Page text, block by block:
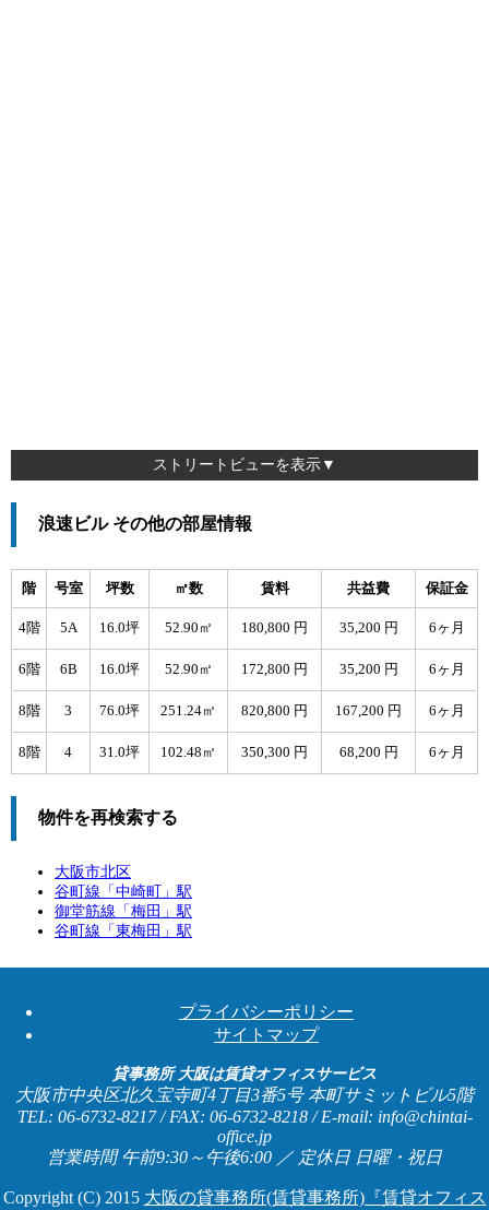
ストリートビューを表示▼
浪速ビル その他の部屋情報
階 号室 坪数 ㎡数 賃料 共益費 保証金
4階 5A 16.0坪 52.90㎡ 180,800 円 35,200 円 6ヶ月
6階 6B 16.0坪 52.90㎡ 172,800 円 35,200 円 6ヶ月
8階 3 76.0坪 251.24㎡ 820,800 円 167,200 円 6ヶ月
8階 4 31.0坪 102.48㎡ 350,300 円 68,200 円 6ヶ月
物件を再検索する
大阪市北区
谷町線「中崎町 」駅
御堂筋線「梅田 」駅
谷町線「東梅田 」駅
プライバシーポリシー
サイトマップ
貸事務所 大阪は賃貸オフィスサービス
大阪市中央区北久宝寺町4丁目3番5号 本町サミットビル5階
TEL: 06-6732-8217 / FAX: 06-6732-8218 / E-mail: info@chintai-
office.jp
営業時間 午前9:30～午後6:00 ／ 定休日 日曜・祝日
Copyright (C) 2015 大阪の貸事務所(賃貸事務所)『賃貸オフィス